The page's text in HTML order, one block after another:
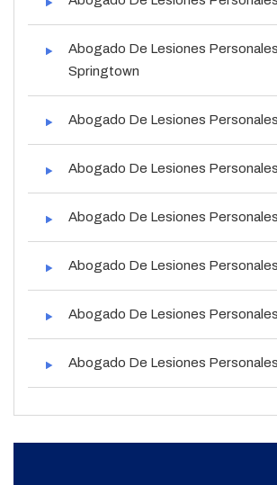
Abogado De Lesiones
Springtown
Abogado De Lesiones
Abogado De Lesiones
Abogado De Lesiones
Abogado De Lesiones
Abogado De Lesiones
Abogado De Lesiones